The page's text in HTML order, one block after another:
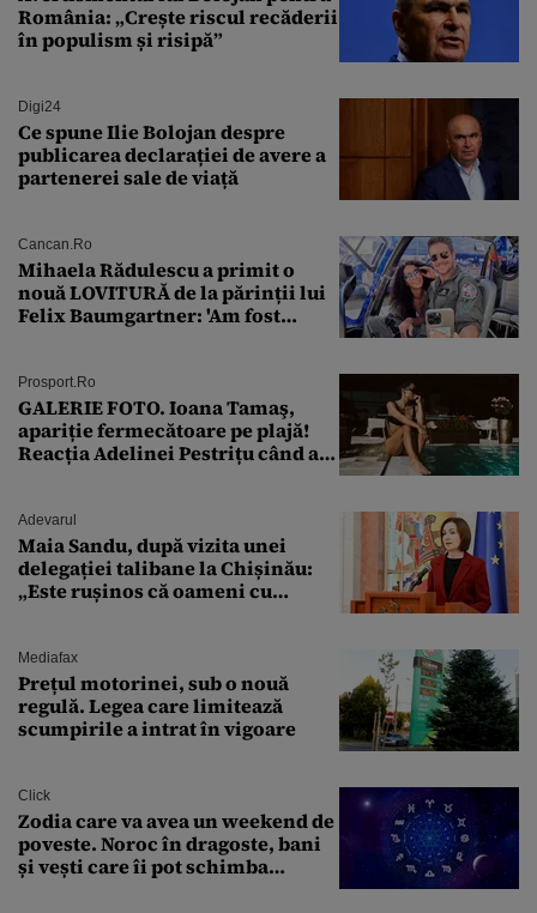
România: „Crește riscul recăderii
în populism și risipă”
Digi24
Ce spune Ilie Bolojan despre
publicarea declarației de avere a
partenerei sale de viață
Cancan.ro
Mihaela Rădulescu a primit o
nouă LOVITURĂ de la părinții lui
Felix Baumgartner: 'Am fost
Prosport.ro
GALERIE FOTO. Ioana Tamaş,
apariție fermecătoare pe plajă!
Reacția Adelinei Pestrițu când a
Adevarul
Maia Sandu, după vizita unei
delegației talibane la Chișinău:
„Este rușinos că oameni cu
Mediafax
Prețul motorinei, sub o nouă
regulă. Legea care limitează
scumpirile a intrat în vigoare
Click
Zodia care va avea un weekend de
poveste. Noroc în dragoste, bani
și vești care îi pot schimba